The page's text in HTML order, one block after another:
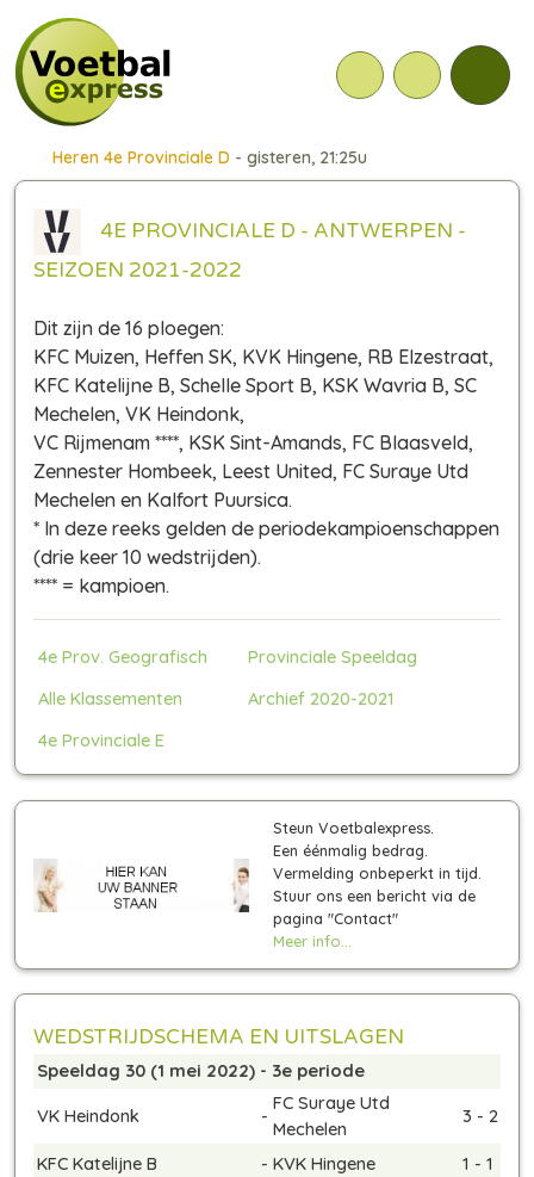
Heren 4e Provinciale D - gisteren, 21:25u
4E PROVINCIALE D - ANTWERPEN -
SEIZOEN 2021-2022
Dit zijn de 16 ploegen:
KFC Muizen, Heffen SK, KVK Hingene, RB Elzestraat,
KFC Katelijne B, Schelle Sport B, KSK Wavria B, SC
Mechelen, VK Heindonk,
VC Rijmenam ****, KSK Sint-Amands, FC Blaasveld,
Zennester Hombeek, Leest United, FC Suraye Utd
Mechelen en Kalfort Puursica.
* In deze reeks gelden de periodekampioenschappen
(drie keer 10 wedstrijden).
**** = kampioen.
4e Prov. Geografisch
Provinciale Speeldag
Alle Klassementen
Archief 2020-2021
4e Provinciale E
Steun Voetbalexpress.
Een éénmalig bedrag.
Vermelding onbeperkt in tijd.
Stuur ons een bericht via de
pagina "Contact"
Meer info...
WEDSTRIJDSCHEMA EN UITSLAGEN
Speeldag 30 (1 mei 2022) - 3e periode
VK Heindonk
-
FC Suraye Utd
Mechelen
3 - 2
KFC Katelijne B - KVK Hingene
1 - 1